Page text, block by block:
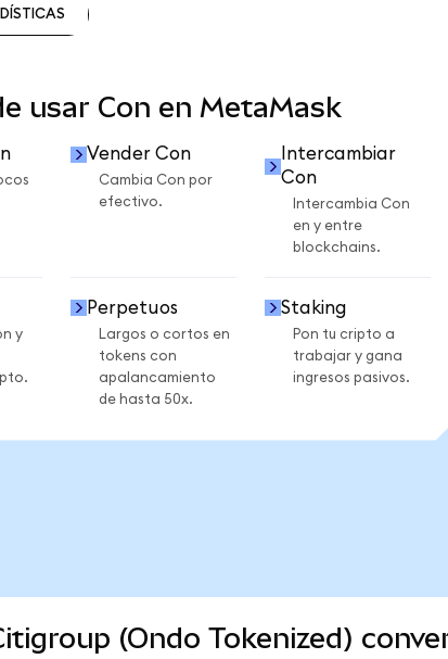
usar Con en MetaMask
Vender Con
Cambia Con por
efectivo.
Intercambiar
Con
Intercambia Con
en y entre
blockchains.
y
Perpetuos
Largos o cortos en
tokens con
apalancamiento
de hasta 50x.
Staking
Pon tu cripto a
trabajar y gana
ingresos pasivos.
(Ondo Tokenized)